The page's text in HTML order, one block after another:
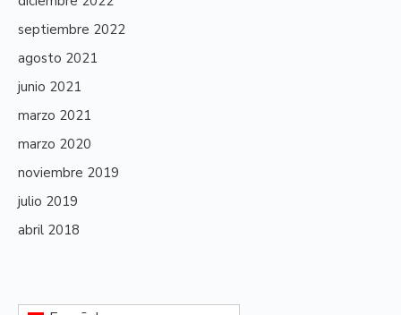
septiembre 2022
agosto 2021
junio 2021
marzo 2021
marzo 2020
noviembre 2019
julio 2019
abril 2018